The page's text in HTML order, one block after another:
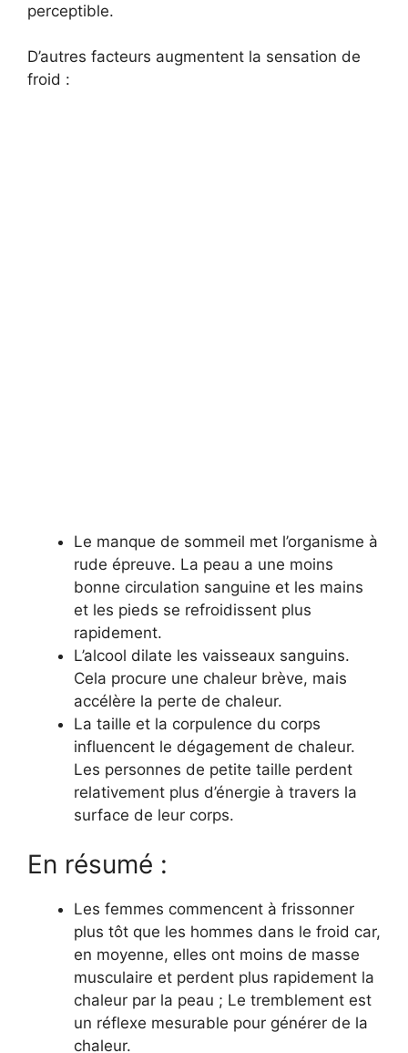
perceptible.
D’autres facteurs augmentent la sensation de
froid :
Le manque de sommeil met l’organisme à
rude épreuve. La peau a une moins
bonne circulation sanguine et les mains
et les pieds se refroidissent plus
rapidement.
L’alcool dilate les vaisseaux sanguins.
Cela procure une chaleur brève, mais
accélère la perte de chaleur.
La taille et la corpulence du corps
influencent le dégagement de chaleur.
Les personnes de petite taille perdent
relativement plus d’énergie à travers la
surface de leur corps.
En résumé :
Les femmes commencent à frissonner
plus tôt que les hommes dans le froid car,
en moyenne, elles ont moins de masse
musculaire et perdent plus rapidement la
chaleur par la peau ; Le tremblement est
un réflexe mesurable pour générer de la
chaleur.